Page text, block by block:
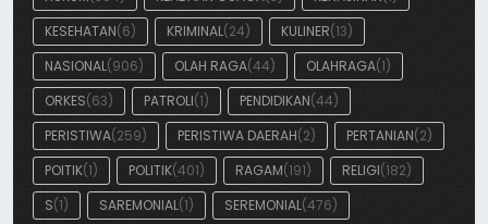
KESEHATAN(6) KRIMINAL(24) KULINER(13)
NASIONAL(906) OLAH RAGA(44) OLAHRAGA(1)
ORKES(63) PATROLI(1) PENDIDIKAN(44)
PERISTIWA(259) PERISTIWA DAERAH(2) PERTANIAN(2)
POITIK(1) POLITIK(401) RAGAM(191) RELIGI(182)
S(1) SAREMONIAL(1) SEREMONIAL(476)